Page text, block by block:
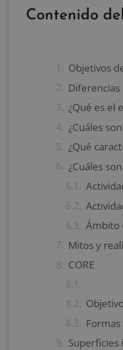
Contenido
Objetivos
¿Qué es el
Ámbito
CORE
Superficies